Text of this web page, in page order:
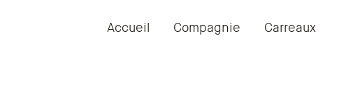
Accueil Compagnie Carreaux